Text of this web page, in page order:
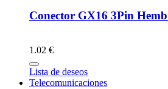
Conector GX16 3Pin
1.02 €
Lista de deseos
Telecomunicaciones